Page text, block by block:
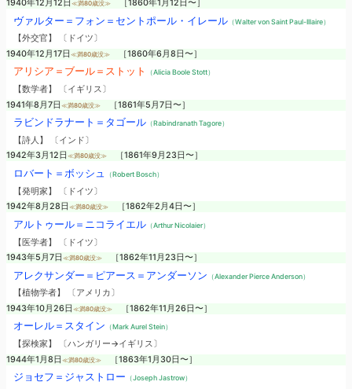
1940年12月12日 ≪満80歳没≫ ［1860年1月12日〜］
ヴァルター＝フォン＝セントポール・イレール（Walter von Saint Paul-Illaire）
【外交官】 〔ドイツ〕
1940年12月17日 ≪満80歳没≫ ［1860年6月8日〜］
アリシア＝ブール＝ストット （Alicia Boole Stott）
【数学者】 〔イギリス〕
1941年8月7日 ≪満80歳没≫ ［1861年5月7日〜］
ラビンドラナート＝タゴール（Rabindranath Tagore）
【詩人】 〔インド〕
1942年3月12日 ≪満80歳没≫ ［1861年9月23日〜］
ロバート＝ボッシュ （Robert Bosch）
【発明家】 〔ドイツ〕
1942年8月28日 ≪満80歳没≫ ［1862年2月4日〜］
アルトゥール＝ニコライエル（Arthur Nicolaier）
【医学者】 〔ドイツ〕
1943年5月7日 ≪満80歳没≫ ［1862年11月23日〜］
アレクサンダー＝ピアース＝アンダーソン （Alexander Pierce Anderson）
【植物学者】 〔アメリカ〕
1943年10月26日 ≪満80歳没≫ ［1862年11月26日〜］
オーレル＝スタイン （Mark Aurel Stein）
【探検家】 〔ハンガリー→イギリス〕
1944年1月8日 ≪満80歳没≫ ［1863年1月30日〜］
ジョセフ＝ジャストロー （Joseph Jastrow）